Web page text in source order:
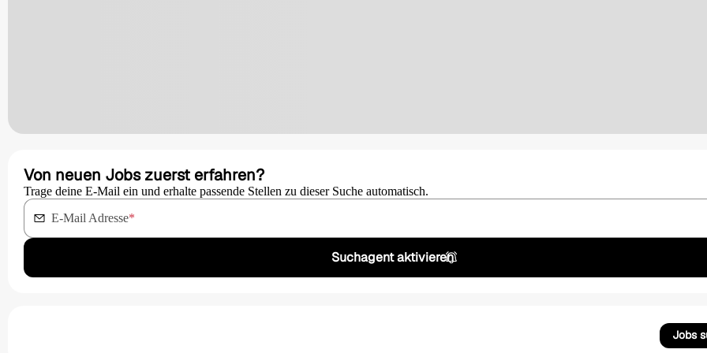
Von neuen Jobs zuerst erfahren?
Trage deine E-Mail ein und erhalte passende Stellen zu dieser Suche automatisch.
E-Mail Adresse*
Suchagent aktivieren
Jobs